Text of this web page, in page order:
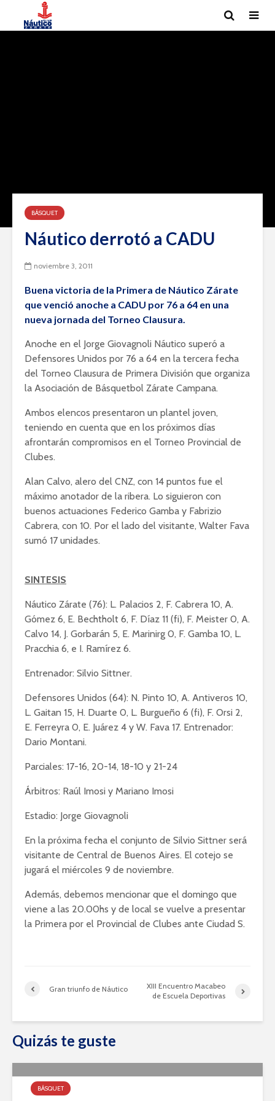
BÁSQUET
Náutico derrotó a CADU
noviembre 3, 2011
Buena victoria de la Primera de Náutico Zárate
que venció anoche a CADU por 76 a 64 en una
nueva jornada del Torneo Clausura.
Anoche en el Jorge Giovagnoli Náutico superó a
Defensores Unidos por 76 a 64 en la tercera fecha
del Torneo Clausura de Primera División que organiza
la Asociación de Básquetbol Zárate Campana.
Ambos elencos presentaron un plantel joven,
teniendo en cuenta que en los próximos días
afrontarán compromisos en el Torneo Provincial de
Clubes.
Alan Calvo, alero del CNZ, con 14 puntos fue el
máximo anotador de la ribera. Lo siguieron con
buenos actuaciones Federico Gamba y Fabrizio
Cabrera, con 10. Por el lado del visitante, Walter Fava
sumó 17 unidades.
SINTESIS
Náutico Zárate (76): L. Palacios 2, F. Cabrera 10, A.
Gómez 6, E. Bechtholt 6, F. Díaz 11 (fi), F. Meister 0, A.
Calvo 14, J. Gorbarán 5, E. Marinirg 0, F. Gamba 10, L.
Pracchia 6, e I. Ramírez 6.
Entrenador: Silvio Sittner.
Defensores Unidos (64): N. Pinto 10, A. Antiveros 10,
L. Gaitan 15, H. Duarte 0, L. Burgueño 6 (fi), F. Orsi 2,
E. Ferreyra 0, E. Juárez 4 y W. Fava 17. Entrenador:
Dario Montani.
Parciales: 17-16, 20-14, 18-10 y 21-24
Árbitros: Raúl Imosi y Mariano Imosi
Estadio: Jorge Giovagnoli
En la próxima fecha el conjunto de Silvio Sittner será
visitante de Central de Buenos Aires. El cotejo se
jugará el miércoles 9 de noviembre.
Además, debemos mencionar que el domingo que
viene a las 20.00hs y de local se vuelve a presentar
la Primera por el Provincial de Clubes ante Ciudad S.
Gran triunfo de Náutico
XIII Encuentro Macabeo
de Escuela Deportivas
Quizás te guste
BÁSQUET